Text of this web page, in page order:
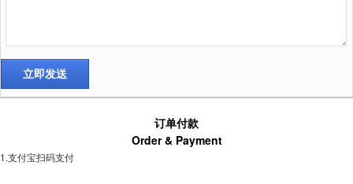
订单付款
Order & Payment
1.支付宝扫码支付